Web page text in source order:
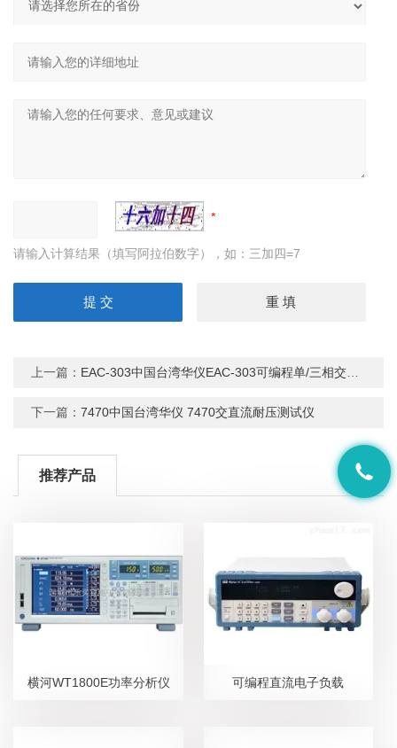
请输入计算结果（填写阿拉伯数字），如：三加四=7
上一篇： EAC-303中国台湾华仪EAC-303可编程单/三相交流电源
下一篇：7470中国台湾华仪 7470交直流耐压测试仪
推荐产品
横河WT1800E功率分析仪 可编程直流电子负载